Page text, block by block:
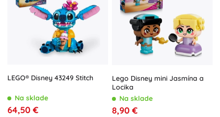
LEGO® Disney 43249 Stitch
Na sklade
64,50 €
Lego Disney mini Jasmína a
Locika
Na sklade
8,90 €